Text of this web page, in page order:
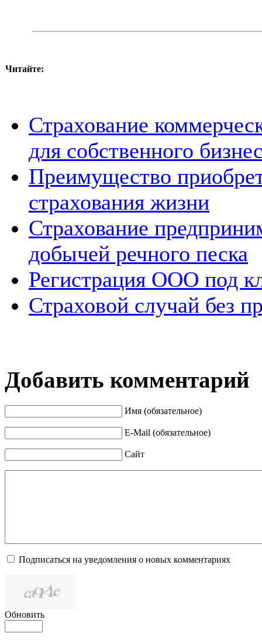
Читайте:
Страхование
для собственного
Преимущество
страхования жизни
Страхование
добычей речного песка
Регистрация ООО под
Страховой случай без
Добавить комментарий
Имя (обязательное)
E-Mail (обязательное)
Сайт
Подписаться на уведомления о новых комментариях
Обновить